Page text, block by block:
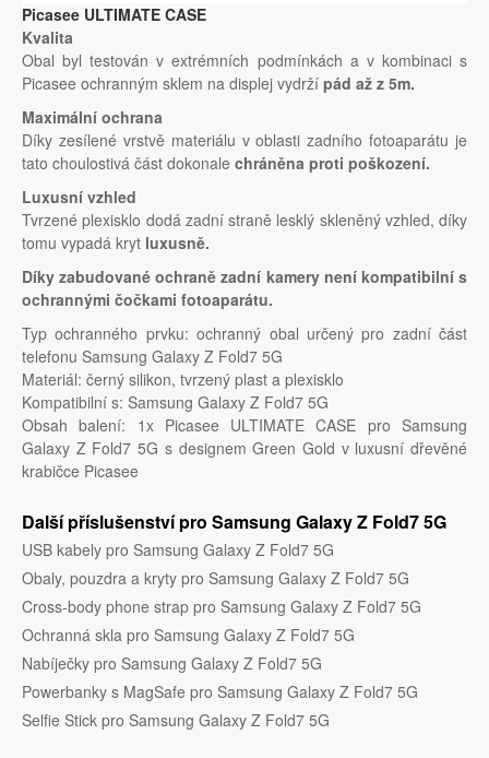
Picasee ULTIMATE CASE
Kvalita
Obal byl testován v extrémních podmínkách a v kombinaci s
Picasee ochranným sklem na displej vydrží pád až z 5m.
Maximální ochrana
Díky zesílené vrstvě materiálu v oblasti zadního fotoaparátu je
tato choulostivá část dokonale chráněna proti poškození.
Luxusní vzhled
Tvrzené plexisklo dodá zadní straně lesklý skleněný vzhled, díky
tomu vypadá kryt luxusně.
Díky zabudované ochraně zadní kamery není kompatibilní s
ochrannými čočkami fotoaparátu.
Typ ochranného prvku: ochranný obal určený pro zadní část
telefonu Samsung Galaxy Z Fold7 5G
Materiál: černý silikon, tvrzený plast a plexisklo
Kompatibilní s: Samsung Galaxy Z Fold7 5G
Obsah balení: 1x Picasee ULTIMATE CASE pro Samsung
Galaxy Z Fold7 5G s designem Green Gold v luxusní dřevěné
krabičce Picasee
Další příslušenství pro Samsung Galaxy Z Fold7 5G
USB kabely pro Samsung Galaxy Z Fold7 5G
Obaly, pouzdra a kryty pro Samsung Galaxy Z Fold7 5G
Cross-body phone strap pro Samsung Galaxy Z Fold7 5G
Ochranná skla pro Samsung Galaxy Z Fold7 5G
Nabíječky pro Samsung Galaxy Z Fold7 5G
Powerbanky s MagSafe pro Samsung Galaxy Z Fold7 5G
Selfie Stick pro Samsung Galaxy Z Fold7 5G